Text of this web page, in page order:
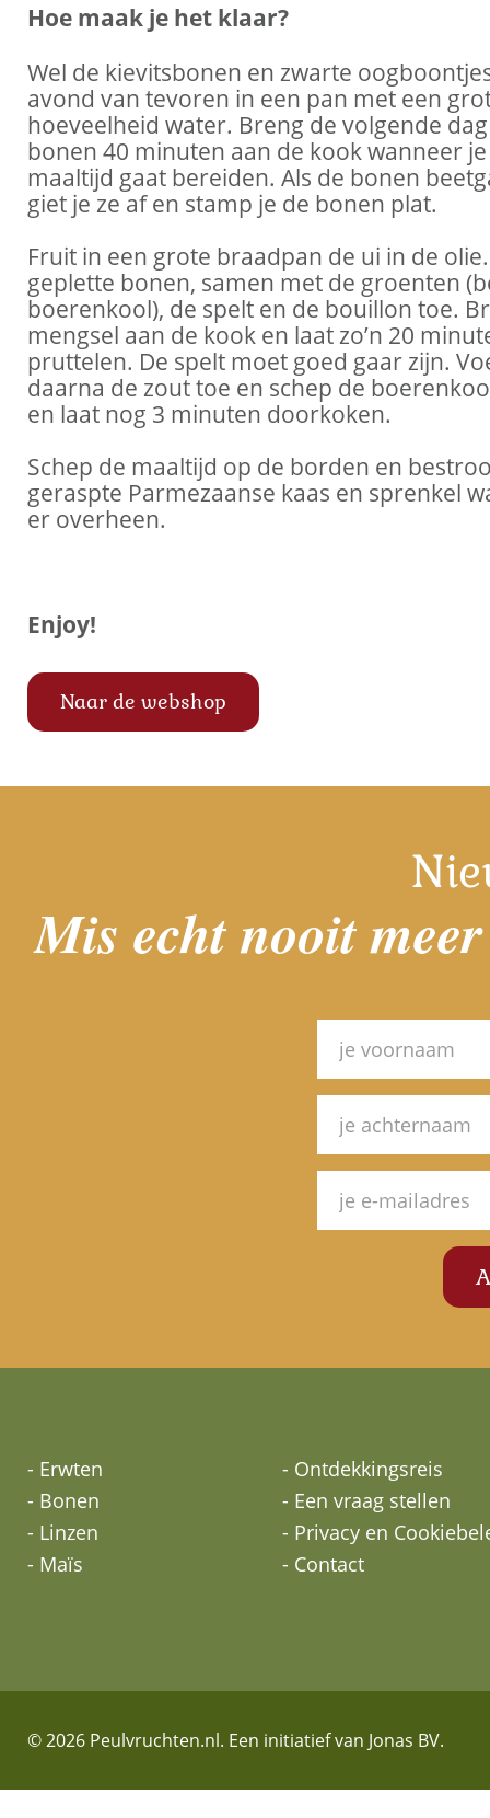
Hoe maak je het klaar?
Wel de kievitsbonen en zwarte
avond van tevoren in een pan met een
hoeveelheid water. Breng de volgende
bonen 40 minuten aan de kook wanneer
maaltijd gaat bereiden. Als de bonen
giet je ze af en stamp je de bonen plat.
Fruit in een grote braadpan de ui in de
geplette bonen, samen met de groenten
boerenkool), de spelt en de bouillon toe.
mengsel aan de kook en laat zo’n 20
pruttelen. De spelt moet goed gaar zijn.
daarna de zout toe en schep de
en laat nog 3 minuten doorkoken.
Schep de maaltijd op de borden en
geraspte Parmezaanse kaas en sprenkel
er overheen.
Enjoy!
Naar de webshop
Mis echt nooit
- Erwten
- Bonen
- Linzen
- Maïs
- Ontdekkingsreis
- Een vraag stellen
- Privacy en
- Contact
© 2026 Peulvruchten.nl. Een initiatief van Jonas BV.